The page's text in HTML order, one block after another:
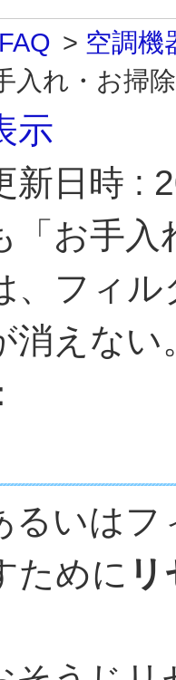
> 空調機
入れ・お掃
示
新日時 :
「お手
、フィ
消えない
るいは
ために